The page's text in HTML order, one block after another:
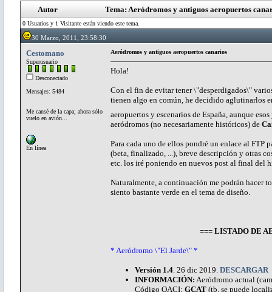
Autor Tema: Aeródromos y antiguos aeropuertos
0 Usuarios y 1 Visitante están viendo este tema.
30 Marzo, 2011, 23:58:30
Cestomano
Superusuario
Desconectado
Mensajes: 5484
Me cansé de la capa; ahora sólo
vuelo en avión...
En línea
Aeródromos y antiguos aeropuertos canarios
Hola!
Con el fin de evitar tener \"desperdigados\"
tienen algo en común, he decidido aglutinarlos
aeropuertos y escenarios de España, aunque
aeródromos (no necesariamente históricos) de
Para cada uno de ellos pondré un enlace al FTP
(beta, finalizado, ...), breve descripción y otras
etc. los iré poniendo en nuevos post al final del
Naturalmente, a continuación me podrán hacer
siento bastante verde en el tema de diseño.
=== LISTADO DE
* Aeródromo \"El Jarde\" *
Versión 1.4 . 26 dic 2019. DESCARGAR
INFORMACIÓN: Aeródromo actual
Código OACI: GCAT (tb. se puede